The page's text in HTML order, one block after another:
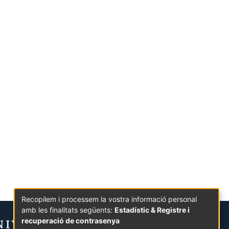
Recopilem i processem la vostra informació personal
amb les finalitats següents: Estadístic & Registre i
recuperació de contrasenya